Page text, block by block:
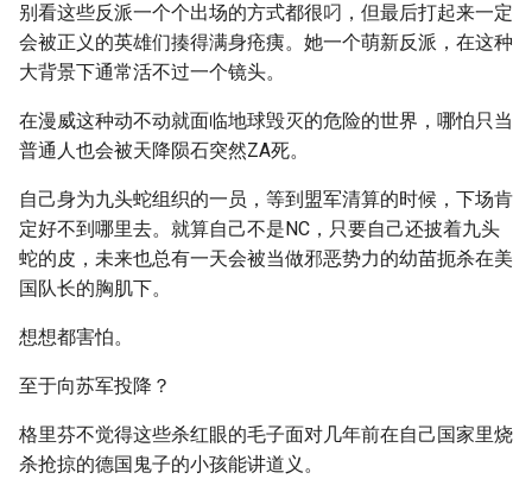
别看这些反派一个个出场的方式都很叼，但最后打起来一定
会被正义的英雄们揍得满身疮痍。她一个萌新反派，在这种
大背景下通常活不过一个镜头。
在漫威这种动不动就面临地球毁灭的危险的世界，哪怕只当
普通人也会被天降陨石突然ZA死。
自己身为九头蛇组织的一员，等到盟军清算的时候，下场肯
定好不到哪里去。就算自己不是NC，只要自己还披着九头
蛇的皮，未来也总有一天会被当做邪恶势力的幼苗扼杀在美
国队长的胸肌下。
想想都害怕。
至于向苏军投降？
格里芬不觉得这些杀红眼的毛子面对几年前在自己国家里烧
杀抢掠的德国鬼子的小孩能讲道义。